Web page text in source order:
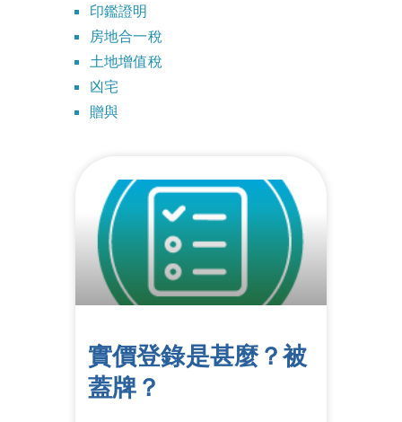
印鑑證明
房地合一稅
土地增值稅
凶宅
贈與
實價登錄是甚麼？被
蓋牌？